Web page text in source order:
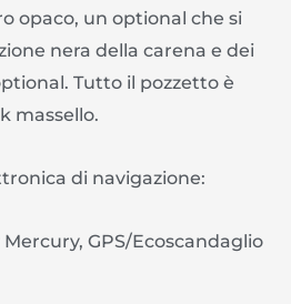
opaco, un optional che si
nera della carena e dei
Tutto il pozzetto è
massello.
di navigazione:
GPS/Ecoscandaglio